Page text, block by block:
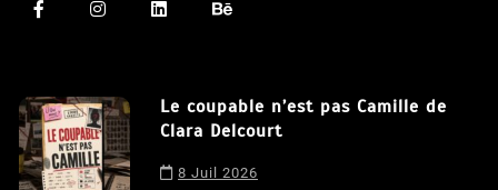
Le coupable n’est pas Camille de
Clara Delcourt
8 Juil 2026